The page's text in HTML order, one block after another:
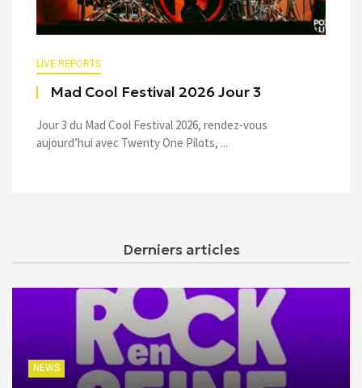
LIVE REPORTS
Mad Cool Festival 2026 Jour 3
Jour 3 du Mad Cool Festival 2026, rendez-vous
aujourd’hui avec Twenty One Pilots, ...
Derniers articles
NEWS